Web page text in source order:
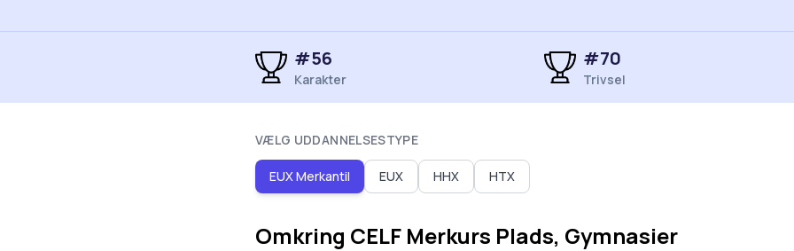
#56
Karakter
#70
Trivsel
VÆLG UDDANNELSESTYPE
EUX Merkantil EUX HHX HTX
Omkring CELF Merkurs Plads, Gymnasier